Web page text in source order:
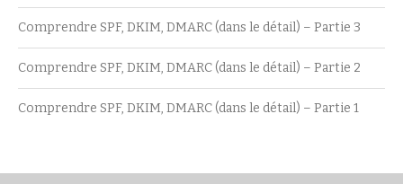
Comprendre SPF, DKIM, DMARC (dans le détail) – Partie 3
Comprendre SPF, DKIM, DMARC (dans le détail) – Partie 2
Comprendre SPF, DKIM, DMARC (dans le détail) – Partie 1